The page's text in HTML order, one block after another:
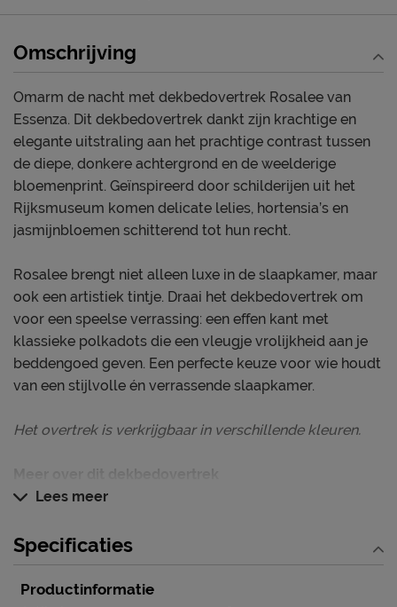
Omschrijving
Omarm de nacht met dekbedovertrek Rosalee van
Essenza. Dit dekbedovertrek dankt zijn krachtige en
elegante uitstraling aan het prachtige contrast tussen
de diepe, donkere achtergrond en de weelderige
bloemenprint. Geïnspireerd door schilderijen uit het
Rijksmuseum komen delicate lelies, hortensia’s en
jasmijnbloemen schitterend tot hun recht.
Rosalee brengt niet alleen luxe in de slaapkamer, maar
ook een artistiek tintje. Draai het dekbedovertrek om
voor een speelse verrassing: een effen kant met
klassieke polkadots die een vleugje vrolijkheid aan je
beddengoed geven. Een perfecte keuze voor wie houdt
van een stijlvolle én verrassende slaapkamer.
Het overtrek is verkrijgbaar in verschillende kleuren.
Dit overtrek is gemaakt van 100% katoensatijn, een
voor optimaal slaapcomfort. Door het speciale
satijnweefsel voelt het dekbedovertrek zachter en
gladder aan dan regulier katoen en heeft het een
Lees meer
Specificaties
Productinformatie